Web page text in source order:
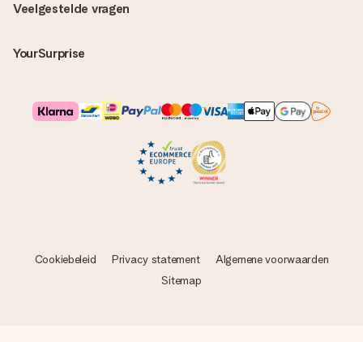
Veelgestelde vragen
YourSurprise
Cookiebeleid Privacy statement
Algemene voorwaarden
Sitemap